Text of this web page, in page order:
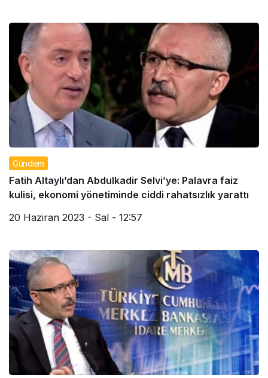
Gündem
Fatih Altaylı’dan Abdulkadir Selvi’ye: Palavra faiz
kulisi, ekonomi yönetiminde ciddi rahatsızlık yarattı
20 Haziran 2023 - Sal - 12:57